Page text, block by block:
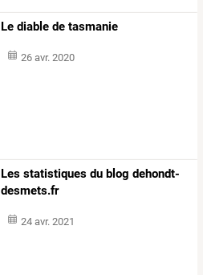
Le diable de tasmanie
26 avr. 2020
Les statistiques du blog dehondt-
desmets.fr
24 avr. 2021